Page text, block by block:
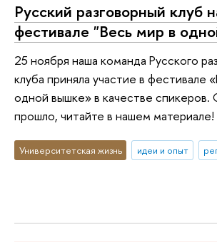
Русский разговорный клуб
фестивале "Весь мир в
25 ноября наша команда Русского
клуба приняла участие в фестивале
одной вышке» в качестве спикеров.
прошло, читайте в нашем материале!
Университетская жизнь идеи и опыт